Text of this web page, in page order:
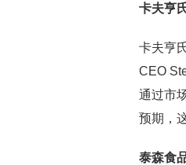
卡夫亨
卡夫亨
CEO
通过市
预期，
泰森食